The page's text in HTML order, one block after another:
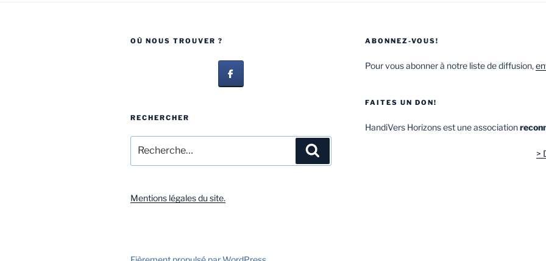
OÙ NOUS TROUVER ?
RECHERCHER
Mentions légales du site.
ABONNEZ-VOUS!
Pour vous abonner à notre liste de diffusion,
FAITES UN DON!
HandiVers Horizons est une association
>